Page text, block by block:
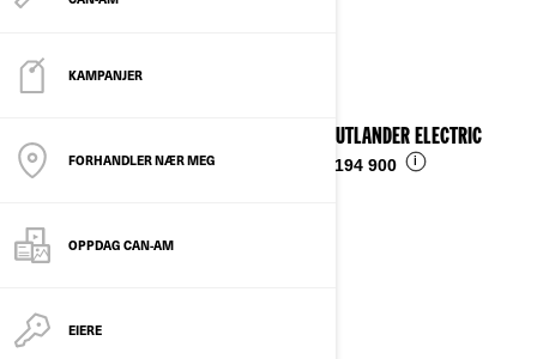
KAMPANJER
FORHANDLER NÆR MEG
OPPDAG CAN-AM
EIERE
Se detaljer
2026 OUTLANDER ELECTRIC
kr 194 900 i